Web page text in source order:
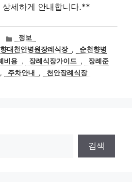
상세하게 안내합니다.**
카
테
고
리
정보
대천안병원장례식장 ,
순천향병
비용 , 장례식장가이드 ,
장례준
, 주차안내 , 천안장례식장
검색